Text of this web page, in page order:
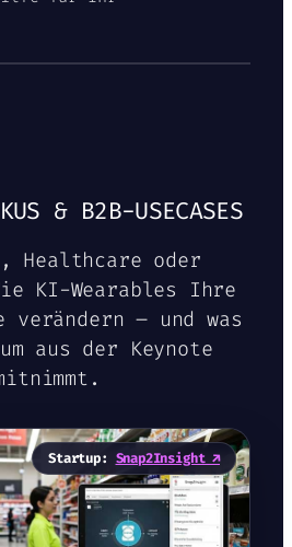
& B2B-USECASES
Healthcare oder
KI-Wearables Ihre
verändern – und was
aus der Keynote
Startup: Snap2Insight ↗